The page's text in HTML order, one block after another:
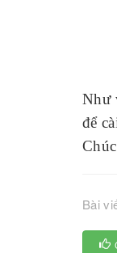
Như
để
Bài